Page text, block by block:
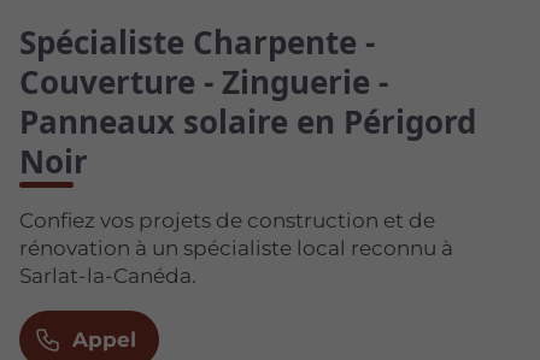
Spécialiste Charpente -
Couverture - Zinguerie -
Panneaux solaire en Périgord
Noir
Confiez vos projets de construction et de
rénovation à un spécialiste local reconnu à
Sarlat-la-Canéda.
Appel